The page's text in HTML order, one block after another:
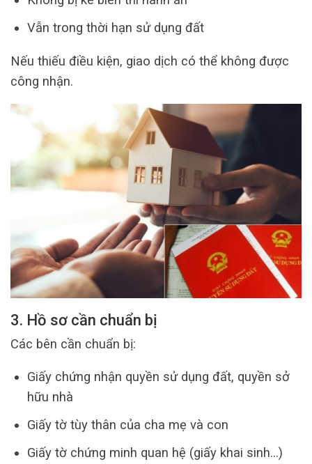
Vẫn trong thời hạn sử dụng đất
Nếu thiếu điều kiện, giao dịch có thể không được
công nhận.
3. Hồ sơ cần chuẩn bị
Các bên cần chuẩn bị:
Giấy chứng nhận quyền sử dụng đất, quyền sở
hữu nhà
Giấy tờ tùy thân của cha mẹ và con
Giấy tờ chứng minh quan hệ (giấy khai sinh…)